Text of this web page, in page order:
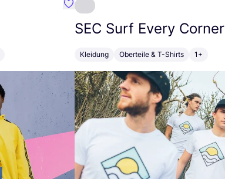
Favorit Susan Bijl
SEC Surf Every Corner
Kleidung Oberteile & T-Shirts 1+